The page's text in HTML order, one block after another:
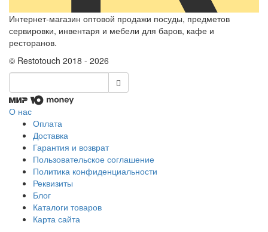
Интернет-магазин оптовой продажи посуды, предметов
сервировки, инвентаря и мебели для баров, кафе и
ресторанов.
© Restotouch 2018 - 2026
О нас
Оплата
Доставка
Гарантия и возврат
Пользовательское соглашение
Политика конфиденциальности
Реквизиты
Блог
Каталоги товаров
Карта сайта